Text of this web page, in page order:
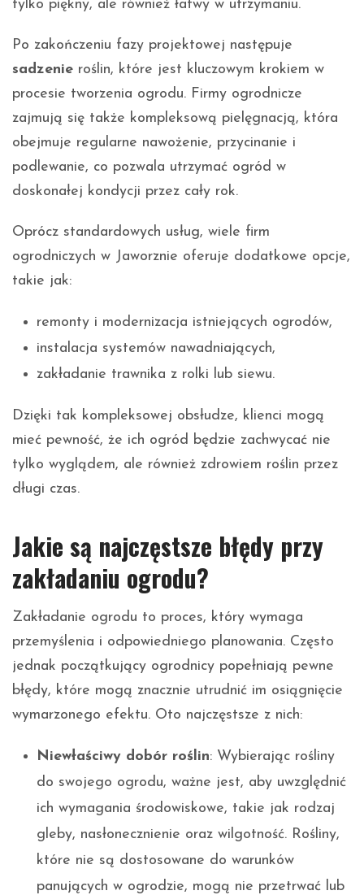
tylko piękny, ale również łatwy w utrzymaniu.
Po zakończeniu fazy projektowej następuje
sadzenie roślin, które jest kluczowym krokiem w
procesie tworzenia ogrodu. Firmy ogrodnicze
zajmują się także kompleksową pielęgnacją, która
obejmuje regularne nawożenie, przycinanie i
podlewanie, co pozwala utrzymać ogród w
doskonałej kondycji przez cały rok.
Oprócz standardowych usług, wiele firm
ogrodniczych w Jaworznie oferuje dodatkowe opcje,
takie jak:
remonty i modernizacja istniejących ogrodów,
instalacja systemów nawadniających,
zakładanie trawnika z rolki lub siewu.
Dzięki tak kompleksowej obsłudze, klienci mogą
mieć pewność, że ich ogród będzie zachwycać nie
tylko wyglądem, ale również zdrowiem roślin przez
długi czas.
Jakie są najczęstsze błędy przy
zakładaniu ogrodu?
Zakładanie ogrodu to proces, który wymaga
przemyślenia i odpowiedniego planowania. Często
jednak początkujący ogrodnicy popełniają pewne
błędy, które mogą znacznie utrudnić im osiągnięcie
wymarzonego efektu. Oto najczęstsze z nich:
Niewłaściwy dobór roślin: Wybierając rośliny
do swojego ogrodu, ważne jest, aby uwzględnić
ich wymagania środowiskowe, takie jak rodzaj
gleby, nasłonecznienie oraz wilgotność. Rośliny,
które nie są dostosowane do warunków
panujących w ogrodzie, mogą nie przetrwać lub